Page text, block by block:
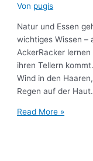
Von pugis
Natur und Essen
wichtiges Wissen –
AckerRacker
ihren Tellern
Wind in den
Regen auf der
Read More »